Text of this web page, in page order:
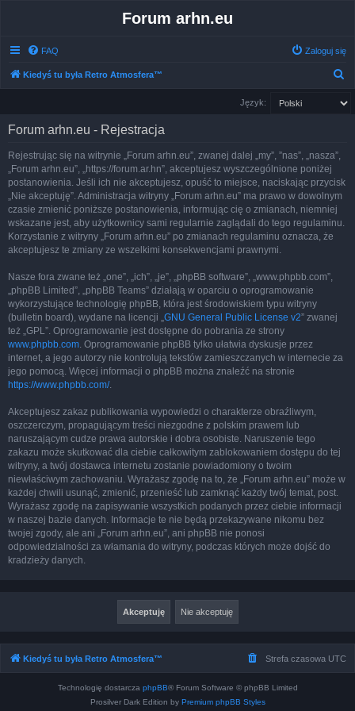
Forum arhn.eu
FAQ Zaloguj się
Kiedyś tu była Retro Atmosfera™
Język:
Forum arhn.eu - Rejestracja
Rejestrując się na witrynie „Forum arhn.eu”, zwanej dalej „my”, ”nas”, „nasza”,
„Forum arhn.eu”, „https://forum.ar.hn”, akceptujesz wyszczególnione poniżej
postanowienia. Jeśli ich nie akceptujesz, opuść to miejsce, naciskając przycisk
„Nie akceptuję”. Administracja witryny „Forum arhn.eu” ma prawo w dowolnym
czasie zmienić poniższe postanowienia, informując cię o zmianach, niemniej
wskazane jest, aby użytkownicy sami regularnie zaglądali do tego regulaminu.
Korzystanie z witryny „Forum arhn.eu” po zmianach regulaminu oznacza, że
akceptujesz te zmiany ze wszelkimi konsekwencjami prawnymi.
Nasze fora zwane też „one”, „ich”, „je”, „phpBB software”, „www.phpbb.com”,
„phpBB Limited”, „phpBB Teams” działają w oparciu o oprogramowanie
wykorzystujące technologię phpBB, która jest środowiskiem typu witryny
(bulletin board), wydane na licencji „GNU General Public License v2” zwanej
też „GPL”. Oprogramowanie jest dostępne do pobrania ze strony
www.phpbb.com. Oprogramowanie phpBB tylko ułatwia dyskusje przez
internet, a jego autorzy nie kontrolują tekstów zamieszczanych w internecie za
jego pomocą. Więcej informacji o phpBB można znaleźć na stronie
https://www.phpbb.com/.
Akceptujesz zakaz publikowania wypowiedzi o charakterze obraźliwym,
oszczerczym, propagującym treści niezgodne z polskim prawem lub
naruszającym cudze prawa autorskie i dobra osobiste. Naruszenie tego
zakazu może skutkować dla ciebie całkowitym zablokowaniem dostępu do tej
witryny, a twój dostawca internetu zostanie powiadomiony o twoim
niewłaściwym zachowaniu. Wyrażasz zgodę na to, że „Forum arhn.eu” może w
każdej chwili usunąć, zmienić, przenieść lub zamknąć każdy twój temat, post.
Wyrażasz zgodę na zapisywanie wszystkich podanych przez ciebie informacji
w naszej bazie danych. Informacje te nie będą przekazywane nikomu bez
twojej zgody, ale ani „Forum arhn.eu”, ani phpBB nie ponosi
odpowiedzialności za włamania do witryny, podczas których może dojść do
kradzieży danych.
Kiedyś tu była Retro Atmosfera™ Strefa czasowa UTC
Technologię dostarcza phpBB® Forum Software © phpBB Limited
Prosilver Dark Edition by Premium phpBB Styles